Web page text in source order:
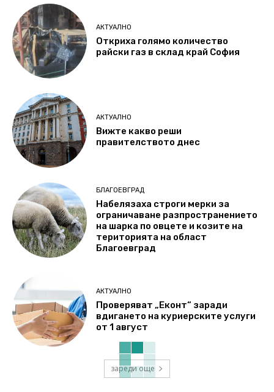
АКТУАЛНО
Откриха голямо количество
райски газ в склад край София
АКТУАЛНО
Вижте какво реши
правителството днес
БЛАГОЕВГРАД
Набелязаха строги мерки за
ограничаване разпространението
на шарка по овцете и козите на
територията на област
Благоевград
АКТУАЛНО
Проверяват „Еконт“ заради
вдигането на куриерските услуги
от 1 август
зареди още